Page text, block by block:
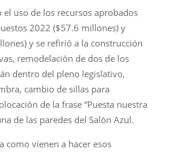
el uso de los recursos aprobados
2022 ($57.6 millones) y
y se refirió a la construcción
remodelación de dos de los
dentro del pleno legislativo,
cambio de sillas para
de la frase “Puesta nuestra
de las paredes del Salón Azul.
como vienen a hacer esos